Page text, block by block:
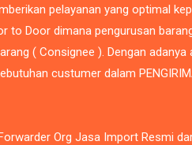
pelayanan yang optimal
to Door dimana pengurusan
( Consignee ). Dengan
custumer dalam
Org Jasa Import Resmi